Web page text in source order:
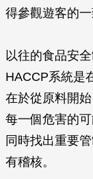
得參觀遊客的一
以往的食品安
HACCP系統是
在於從原料開
每一個危害的
同時找出重要
有稽核。